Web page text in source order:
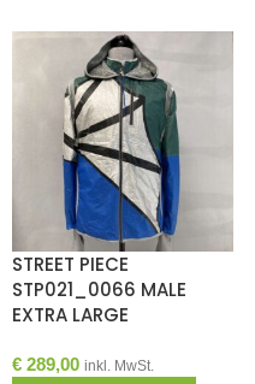
STREET PIECE
STP021_0066 MALE
EXTRA LARGE
€ 289,00 inkl. MwSt.